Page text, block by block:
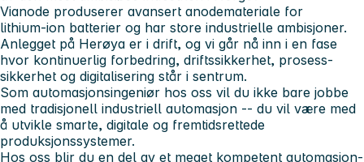
Vianode produserer avansert anodemateriale for
lithium‑ion batterier og har store industrielle ambisjoner.
Anlegget på Herøya er i drift, og vi går nå inn i en fase
hvor kontinuerlig forbedring, driftssikkerhet, prosess-
sikkerhet og digitalisering står i sentrum.
Som automasjonsingeniør hos oss vil du ikke bare jobbe
med tradisjonell industriell automasjon -- du vil være med
å utvikle smarte, digitale og fremtidsrettede
produksjonssystemer.
Hos oss blir du en del av et meget kompetent automasjon-